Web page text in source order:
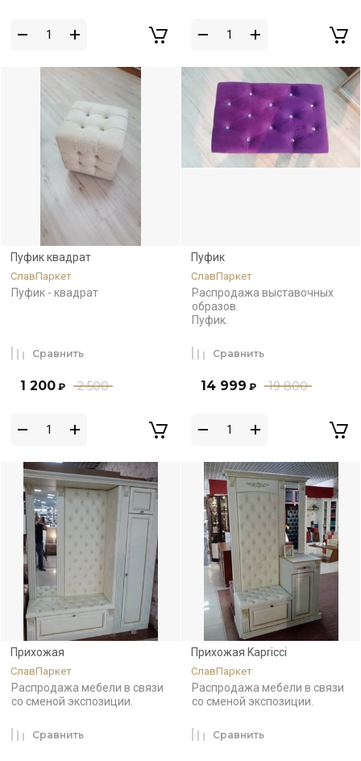
Пуфик квадрат
СлавПаркет
Пуфик - квадрат
2 500
1 200 ₽
Сравнить
Пуфик
СлавПаркет
Распродажа выставочных
образов.
Пуфик.
19 800
14 999 ₽
Сравнить
Прихожая
СлавПаркет
Распродажа мебели в связи
со сменой экспозиции.
Сравнить
Прихожая Kapricci
СлавПаркет
Распродажа мебели в связи
со сменой экспозиции.
Сравнить